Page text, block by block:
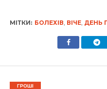
МІТКИ: БОЛЕХІВ ВІЧЕ, ДЕНЬ
ГРОШІ